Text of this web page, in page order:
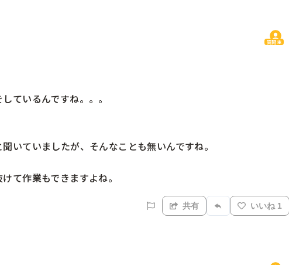
質問主
ているんですね。。。
いていましたが、そんなことも無いんですね。
て作業もできますよね。
共有 いいね 1